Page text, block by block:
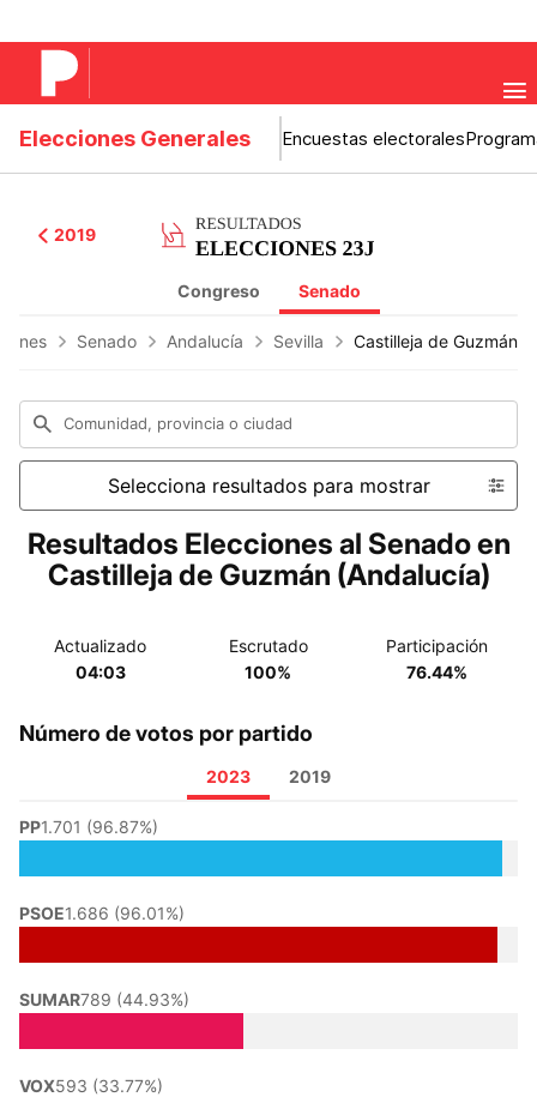
Elecciones Generales Encuestas electorales
2019
Congreso Senado
Senado Andalucía Sevilla Castilleja de Guzmán
Comunidad, provincia o ciudad
Selecciona resultados para mostrar
Resultados Elecciones al Senado en
Castilleja de Guzmán (Andalucía)
Actualizado
04:03
Escrutado
100%
Participación
76.44%
Número de votos por partido
2023 2019
PP1.701 (96.87%)
PSOE1.686 (96.01%)
SUMAR789 (44.93%)
VOX593 (33.77%)